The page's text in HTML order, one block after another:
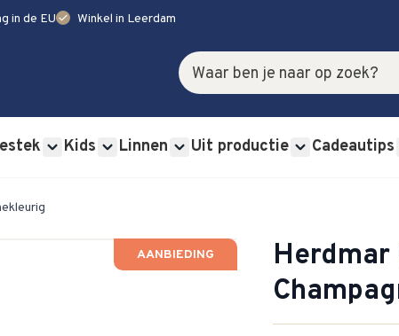
in de EUcheck Winkel in Leerdam
Zoek
Kids Linnen Uit productie Cadeautips
Herdmar
AANBIEDING